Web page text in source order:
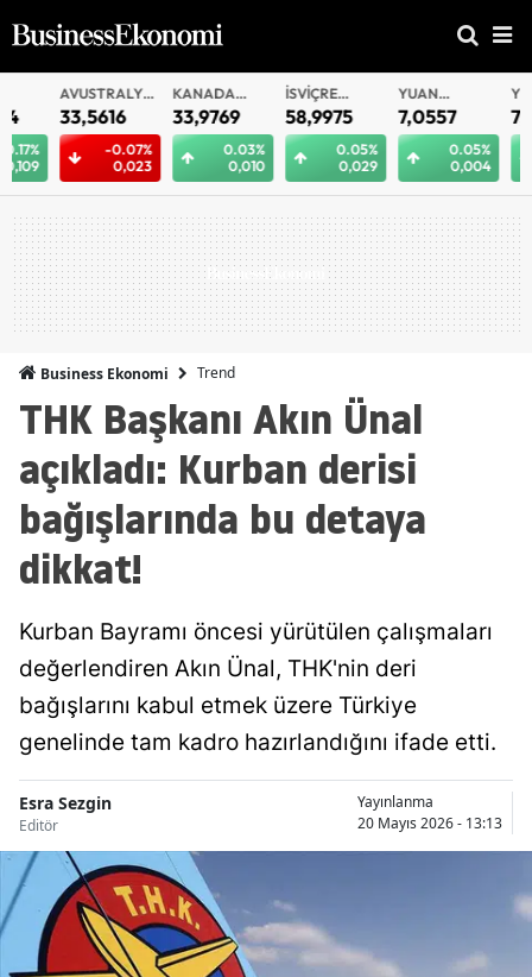
AVUSTRALYA
DOLARI
33,5616
-0.07%
0,023
KANADA
DOLARI
33,9769
0.03%
0,010
İSVIÇRE
FRANKI
58,9975
0.05%
0,029
OFFSHORE
7,0557
0.05%
0,004
7,0550
Business Ekonomi Trend
THK Başkanı Akın Ünal
açıkladı: Kurban derisi
bağışlarında bu detaya
dikkat!
Kurban Bayramı öncesi yürütülen çalışmaları
değerlendiren Akın Ünal, THK'nin deri
bağışlarını kabul etmek üzere Türkiye
genelinde tam kadro hazırlandığını ifade etti.
Esra Sezgin
Editör
Yayınlanma
20 Mayıs 2026 - 13:13